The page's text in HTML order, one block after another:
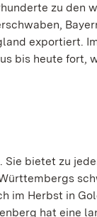
zu den
exportiert.
bis heute fort,
bietet zu
im Herbst in
hat eine